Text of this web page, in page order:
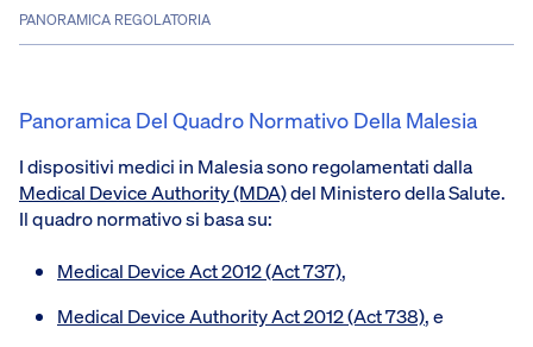
PANORAMICA REGOLATORIA
Panoramica Del Quadro Normativo Della Malesia
I dispositivi medici in Malesia sono regolamentati dalla
Medical Device Authority (MDA)del Ministero della Salute.
Il quadro normativo si basa su:
Medical Device Act 2012 (Act 737),
Medical Device Authority Act 2012 (Act 738), e